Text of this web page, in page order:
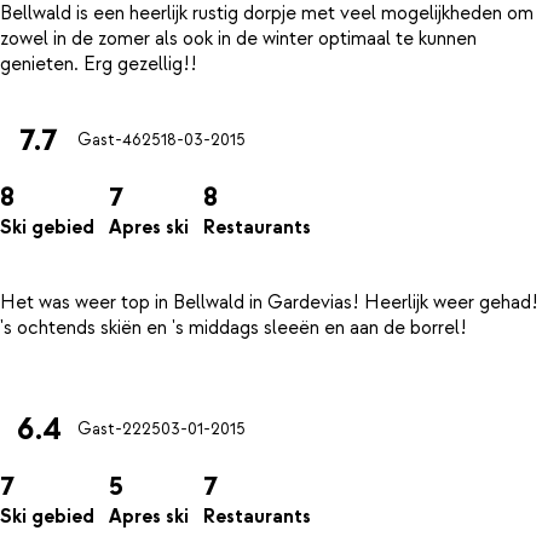
Bellwald is een heerlijk rustig dorpje met veel mogelijkheden om
zowel in de zomer als ook in de winter optimaal te kunnen
7.7 Gast-462518-03-2015
8
Ski gebied
7
Apres ski
8
Restaurants
Het was weer top in Bellwald in Gardevias! Heerlijk weer gehad!
's ochtends skiën en 's middags sleeën en aan de borrel!
6.4 Gast-222503-01-2015
7
Ski gebied
5
Apres ski
7
Restaurants